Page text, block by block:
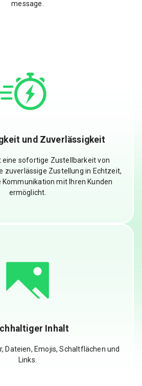
message.
und Zuverlässigkeit
eine sofortige Zustellbarkeit von
zuverlässige Zustellung in Echtzeit,
Kommunikation mit Ihren Kunden
ermöglicht.
Inhalt
Dateien, Emojis, Schaltflächen und
Links.